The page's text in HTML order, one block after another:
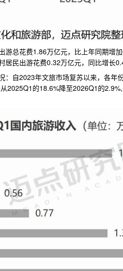
总花费1.86万亿元，比上年同期增
民出游花费0.32万亿元，同比增长
自2023年文旅市场复苏以来，各年
2025Q1的18.6%降至2026Q1的